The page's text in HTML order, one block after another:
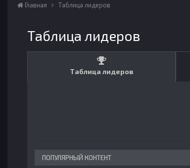
Главная Таблица лидеров
Таблица лидеров
Таблица лидеров
ПОПУЛЯРНЫЙ КОНТЕНТ